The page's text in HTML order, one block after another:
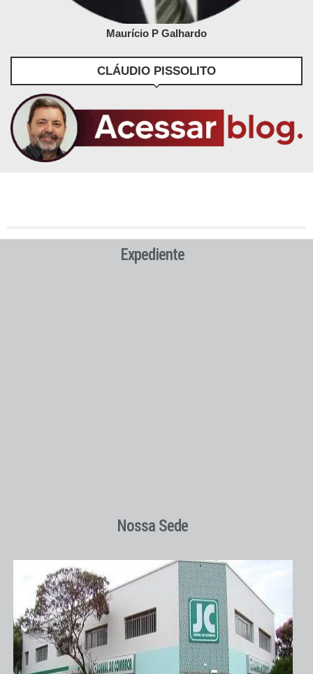
Maurício P Galhardo
CLÁUDIO PISSOLITO
Expediente
Nossa Sede